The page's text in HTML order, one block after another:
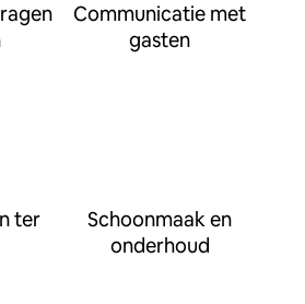
Communicatie met
gasten
ter
Schoonmaak en
onderhoud